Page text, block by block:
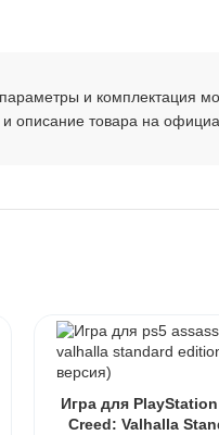
и комплектация
описание товара на
Игра для
Creed: Valhalla